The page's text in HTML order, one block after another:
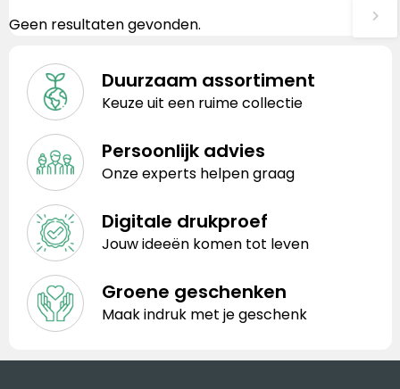
Geen resultaten gevonden.
Duurzaam assortiment
Keuze uit een ruime collectie
Persoonlijk advies
Onze experts helpen graag
Digitale drukproef
Jouw ideeën komen tot leven
Groene geschenken
Maak indruk met je geschenk